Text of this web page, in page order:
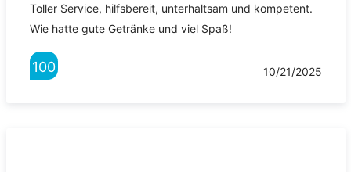
Toller Service, hilfsbereit, unterhaltsam und kompetent.
Wie hatte gute Getränke und viel Spaß!
100 10/21/2025